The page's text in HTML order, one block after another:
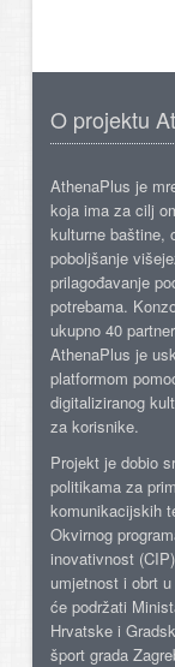
O projektu
AthenaPlus je
koja ima za cilj
kulturne baštine,
poboljšanje
prilagođavanje
potrebama.
ukupno 40
AthenaPlus je
platformom
digitaliziranog
za korisnike.
Projekt je dobio
politikama za
komunikacijskih
Okvirnog
inovativnost
umjetnost i obrt
će podržati
Hrvatske i
šport grada